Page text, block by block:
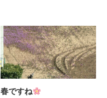
た、大きくてたくさん入るん
です!! サイズ感を伝えたいの
で、とりあえず抱えていつも
の […]
春ですね